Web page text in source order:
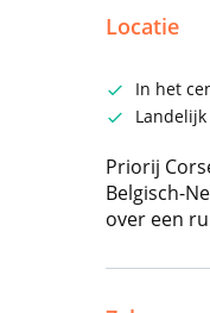
Locatie
In het
Landelijk
Priorij
Belgisch-
over een